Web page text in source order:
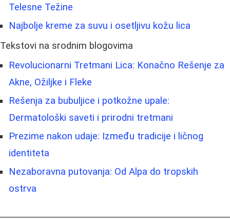
Telesne Težine
Najbolje kreme za suvu i osetljivu kožu lica
Tekstovi na srodnim blogovima
Revolucionarni Tretmani Lica: Konačno Rešenje za
Akne, Ožiljke i Fleke
Rešenja za bubuljice i potkožne upale:
Dermatološki saveti i prirodni tretmani
Prezime nakon udaje: Između tradicije i ličnog
identiteta
Nezaboravna putovanja: Od Alpa do tropskih
ostrva